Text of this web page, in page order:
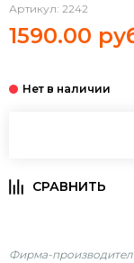
Артикул: 2242
1590.00
Фирма-